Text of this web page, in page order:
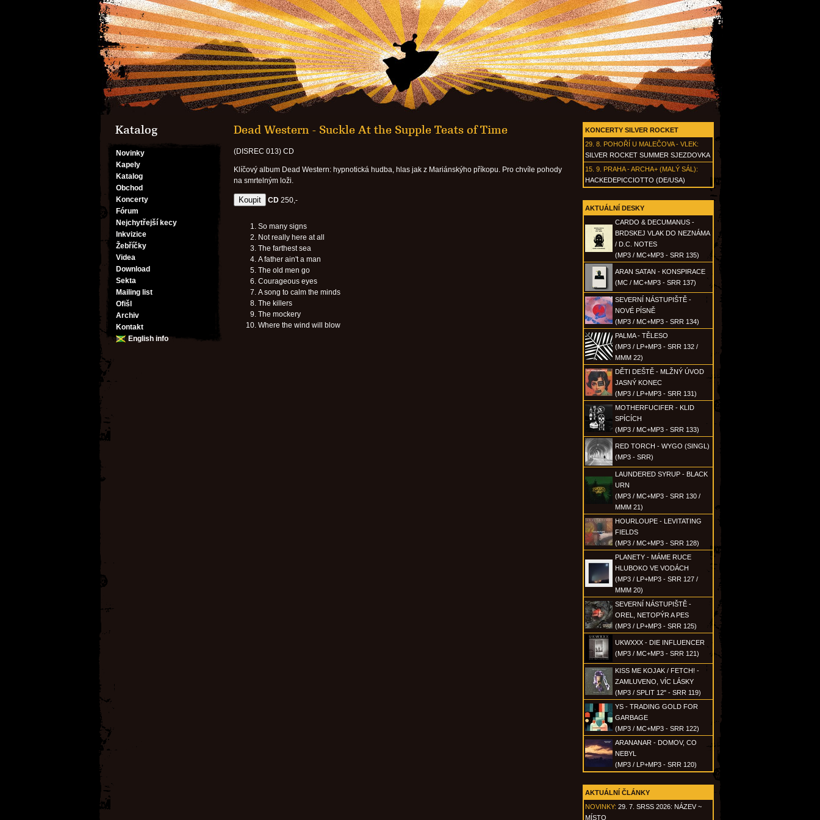
Katalog
Novinky
Kapely
Katalog
Obchod
Koncerty
Fórum
Nejchytřejší kecy
Inkvizice
Žebříčky
Videa
Download
Sekta
Mailing list
Ofišl
Archiv
Kontakt
English info
KONCERTY SILVER ROCKET
29. 8. POHOŘÍ U MALEČOVA - VLEK:
SILVER ROCKET SUMMER SJEZDOVKA
15. 9. PRAHA - ARCHA+ (MALÝ SÁL):
HACKEDEPICCIOTTO (DE/USA)
AKTUÁLNÍ DESKY
CARDO & DECUMANUS -
BRDSKEJ VLAK DO NEZNÁMA
/ D.C. NOTES
(MP3 / MC+MP3 - SRR 135)
ARAN SATAN - KONSPIRACE
(MC / MC+MP3 - SRR 137)
SEVERNÍ NÁSTUPIŠTĚ -
NOVÉ PÍSNĚ
(MP3 / MC+MP3 - SRR 134)
PALMA - TĚLESO
(MP3 / LP+MP3 - SRR 132 /
MMM 22)
DĚTI DEŠTĚ - MLŽNÝ ÚVOD
JASNÝ KONEC
(MP3 / LP+MP3 - SRR 131)
MOTHERFUCIFER - KLID
SPÍCÍCH
(MP3 / MC+MP3 - SRR 133)
RED TORCH - WYGO (SINGL)
(MP3 - SRR)
LAUNDERED SYRUP - BLACK
URN
(MP3 / MC+MP3 - SRR 130 /
MMM 21)
HOURLOUPE - LEVITATING
FIELDS
(MP3 / MC+MP3 - SRR 128)
PLANETY - MÁME RUCE
HLUBOKO VE VODÁCH
(MP3 / LP+MP3 - SRR 127 /
MMM 20)
SEVERNÍ NÁSTUPIŠTĚ -
OREL, NETOPÝR A PES
(MP3 / LP+MP3 - SRR 125)
UKWXXX - DIE INFLUENCER
(MP3 / MC+MP3 - SRR 121)
KISS ME KOJAK / FETCH! -
ZAMLUVENO, VÍC LÁSKY
(MP3 / SPLIT 12" - SRR 119)
YS - TRADING GOLD FOR
GARBAGE
(MP3 / MC+MP3 - SRR 122)
ARANANAR - DOMOV, CO
NEBYL
(MP3 / LP+MP3 - SRR 120)
AKTUÁLNÍ ČLÁNKY
NOVINKY: 29. 7. SRSS 2026: NÁZEV ~
MÍSTO
Dead Western - Suckle At the Supple Teats of Time
(DISREC 013) CD
Klíčový album Dead Western: hypnotická hudba, hlas jak z Mariánskýho příkopu. Pro chvíle pohody
na smrtelným loži.
CD 250,-
So many signs
Not really here at all
The farthest sea
A father ain't a man
The old men go
Courageous eyes
A song to calm the minds
The killers
The mockery
Where the wind will blow